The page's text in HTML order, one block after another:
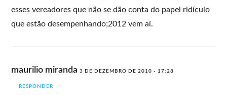
esses vereadores que não se dão conta do papel ridículo
que estão desempenhando;2012 vem aí.
maurilio miranda3 DE DEZEMBRO DE 2010 - 17:28
RESPONDER